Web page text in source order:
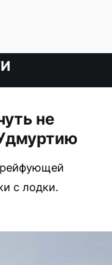
не
с лодки.